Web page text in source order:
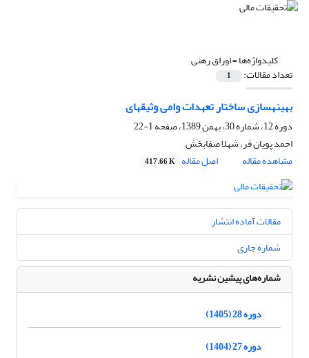
کلیدواژه‌ها =اوراق رهنی
تعداد مقالات: 1
بهینه‎سازی ساختار تعهدات وامی وثیقه‎ای
دوره 12، شماره 30، بهمن 1389، صفحه
1-22
احمد پویان فر، شهلا صفابخش
مشاهده مقاله
اصل مقاله 417.66 K
مقالات آماده انتشار
شماره جاری
شماره‌های پیشین نشریه
دوره 28 (1405)
دوره 27 (1404)